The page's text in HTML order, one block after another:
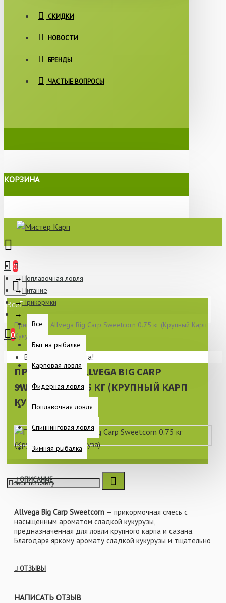
СКИДКИ
НОВОСТИ
БРЕНДЫ
ЧАСТЫЕ ВОПРОСЫ
КОРЗИНА
0
Все
Все
Быт на рыбалке
Карповая ловля
Фидерная ловля
Поплавочная ловля
Спиннинговая ловля
Зимняя рыбалка
0
Ваша корзина пуста!
Поплавочная ловля
Питание
Прикормки
Прикормка Allvega Big Carp Sweetcorn 0.75 кг (Крупный Карп
Кукуруза)
ПРИКОРМКА ALLVEGA BIG CARP
SWEETCORN 0.75 КГ (КРУПНЫЙ КАРП
КУКУРУЗА)
ОПИСАНИЕ
Allvega Big Carp Sweetcorn — прикормочная смесь с
насыщенным ароматом сладкой кукурузы,
предназначенная для ловли крупного карпа и сазана.
Благодаря яркому аромату сладкой кукурузы и тщательно
активность на протяжении длительного времени. Смесь
помогают снизить активность мелкой рыбы на
ОТЗЫВЫ
НАПИСАТЬ ОТЗЫВ